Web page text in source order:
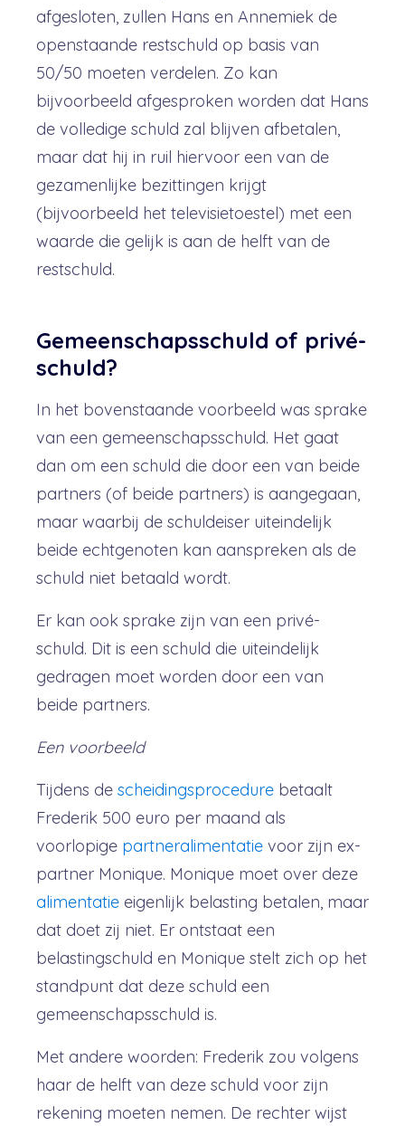
afgesloten, zullen Hans en Annemiek de
openstaande restschuld op basis van
50/50 moeten verdelen. Zo kan
bijvoorbeeld afgesproken worden dat Hans
de volledige schuld zal blijven afbetalen,
maar dat hij in ruil hiervoor een van de
gezamenlijke bezittingen krijgt
(bijvoorbeeld het televisietoestel) met een
waarde die gelijk is aan de helft van de
restschuld.
Gemeenschapsschuld of privé-
schuld?
In het bovenstaande voorbeeld was sprake
van een gemeenschapsschuld. Het gaat
dan om een schuld die door een van beide
partners (of beide partners) is aangegaan,
maar waarbij de schuldeiser uiteindelijk
beide echtgenoten kan aanspreken als de
schuld niet betaald wordt.
Er kan ook sprake zijn van een privé-
schuld. Dit is een schuld die uiteindelijk
gedragen moet worden door een van
beide partners.
Een voorbeeld
Tijdens de scheidingsprocedure betaalt
Frederik 500 euro per maand als
voorlopige partneralimentatie voor zijn ex-
partner Monique. Monique moet over deze
alimentatie eigenlijk belasting betalen, maar
dat doet zij niet. Er ontstaat een
belastingschuld en Monique stelt zich op het
standpunt dat deze schuld een
gemeenschapsschuld is.
Met andere woorden: Frederik zou volgens
haar de helft van deze schuld voor zijn
rekening moeten nemen. De rechter wijst